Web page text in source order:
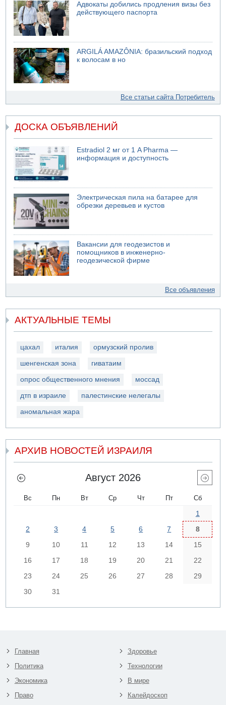
Адвокаты добились продления визы без
действующего паспорта
ARGILÁ AMAZÔNIA: бразильский подход
к волосам в но
Все статьи сайта Потребитель
ДОСКА ОБЪЯВЛЕНИЙ
Estradiol 2 мг от 1 A Pharma —
информация и доступность
Электрическая пила на батарее для
обрезки деревьев и кустов
Вакансии для геодезистов и
помощников в инженерно-
геодезической фирме
Все объявления
АКТУАЛЬНЫЕ ТЕМЫ
цахал италия ормузский пролив
шенгенская зона гиватаим
опрос общественного мнения моссад
дтп в израиле палестинские нелегалы
аномальная жара
АРХИВ НОВОСТЕЙ ИЗРАИЛЯ
Август 2026
Вс Пн Вт Ср Чт Пт Сб
1
2
3 4 5 6 7
8
9
10 11 12 13 14
15
16
17 18 19 20 21
22
23
24 25 26 27 28
29
30
31
Главная
Политика
Экономика
Право
Здоровье
Технологии
В мире
Калейдоскоп